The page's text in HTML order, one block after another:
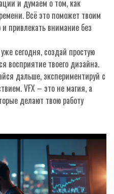
и думаем о том, как
Всё это поможет твоим
привлекать внимание без
сегодня, создай простую
восприятие твоего дизайна.
дальше, экспериментируй с
VFX – это не магия, а
делают твою работу